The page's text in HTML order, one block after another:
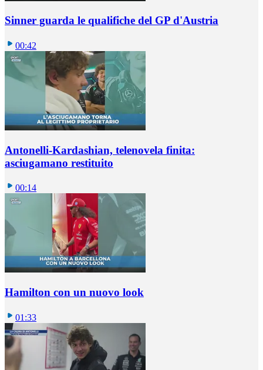
Sinner guarda le qualifiche del GP d'Austria
00:42
Antonelli-Kardashian, telenovela finita:
asciugamano restituito
00:14
Hamilton con un nuovo look
01:33